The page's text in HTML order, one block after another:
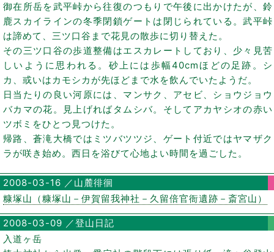
御在所岳を武平峠から往復のつもりで午後に出かけたが、鈴
鹿スカイラインの冬季閉鎖ゲートは閉じられている。武平峠
は諦めて、三ツ口谷まで花見の散歩に切り替えた。
その三ツ口谷の歩道整備はエスカレートしており、少々見苦
しいように思われる。砂上には歩幅40cmほどの足跡。シ
カ、或いはカモシカが先ほどまで水を飲んでいたようだ。
日当たりの良い河原には、マンサク、アセビ、ショウジョウ
バカマの花。見上げればタムシバ。そしてアカヤシオの赤い
ツボミをひとつ見つけた。
帰路、蒼滝大橋ではミツバツツジ、ゲート付近ではヤマザク
ラが咲き始め。西日を浴びて心地よい時間を過ごした。
2008-03-16 ／山麓徘徊
糠塚山（糠塚山－伊賀留我神社－久留倍官衙遺跡－斎宮山）
2008-03-09 ／登山日記
入道ヶ岳